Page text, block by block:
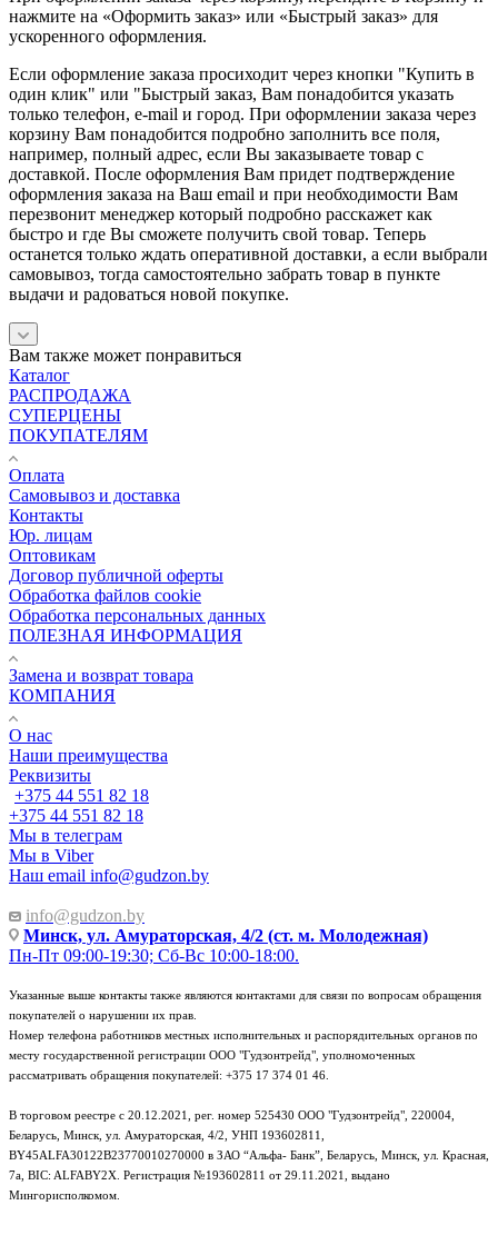
нажмите на «Оформить заказ» или «Быстрый заказ» для
ускоренного оформления.
Если оформление заказа просиходит через кнопки "Купить в
один клик" или "Быстрый заказ, Вам понадобится указать
только телефон, e-mail и город. При оформлении заказа через
корзину Вам понадобится подробно заполнить все поля,
например, полный адрес, если Вы заказываете товар с
доставкой. После оформления Вам придет подтверждение
оформления заказа на Ваш email и при необходимости Вам
перезвонит менеджер который подробно расскажет как
быстро и где Вы сможете получить свой товар. Теперь
останется только ждать оперативной доставки, а если выбрали
самовывоз, тогда самостоятельно забрать товар в пункте
выдачи и радоваться новой покупке.
Вам также может понравиться
Каталог
РАСПРОДАЖА
СУПЕРЦЕНЫ
ПОКУПАТЕЛЯМ
Оплата
Самовывоз и доставка
Контакты
Юр. лицам
Оптовикам
Договор публичной оферты
Обработка файлов cookie
Обработка персональных данных
ПОЛЕЗНАЯ ИНФОРМАЦИЯ
Замена и возврат товара
КОМПАНИЯ
О нас
Наши преимущества
Реквизиты
+375 44 551 82 18
+375 44 551 82 18
Мы в телеграм
Мы в Viber
Наш email info@gudzon.by
info@gudzon.by
Минск, ул. Амураторская, 4/2 (ст. м. Молодежная)
Пн-Пт 09:00-19:30; Сб-Вс 10:00-18:00.
Указанные выше контакты также являются контактами для связи по вопросам обращения
покупателей о нарушении их прав.
Номер телефона работников местных исполнительных и распорядительных органов по
месту государственной регистрации ООО "Гудзонтрейд", уполномоченных
рассматривать обращения покупателей: +375 17 374 01 46.
В торговом реестре с 20.12.2021, рег. номер 525430 ООО "Гудзонтрейд", 220004,
Беларусь, Минск, ул. Амураторская, 4/2, УНП 193602811,
BY45ALFA30122B23770010270000 в ЗАО “Альфа- Банк”, Беларусь, Минск, ул. Красная,
7а, BIC: ALFABY2X. Регистрация №193602811 от 29.11.2021, выдано
Мингорисполкомом.